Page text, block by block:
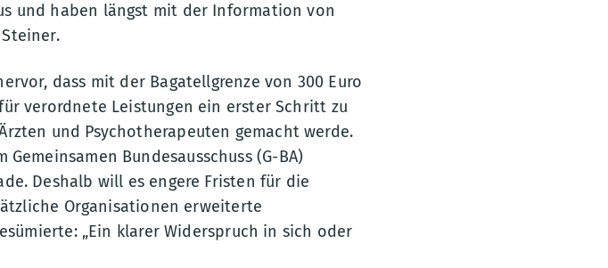
und haben längst mit der Information von
dass mit der Bagatellgrenze von 300 Euro
verordnete Leistungen ein erster Schritt zu
und Psychotherapeuten gemacht werde.
Bundesausschuss (G-BA)
Deshalb will es engere Fristen für die
Organisationen erweiterte
„Ein klarer Widerspruch in sich oder